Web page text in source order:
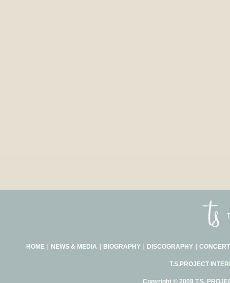
HOME｜ NEWS & MEDIA BIOGRAPHY｜ DISCOGRAPHY｜
T.S.PROJECT
Copyright © 2009 T.S.